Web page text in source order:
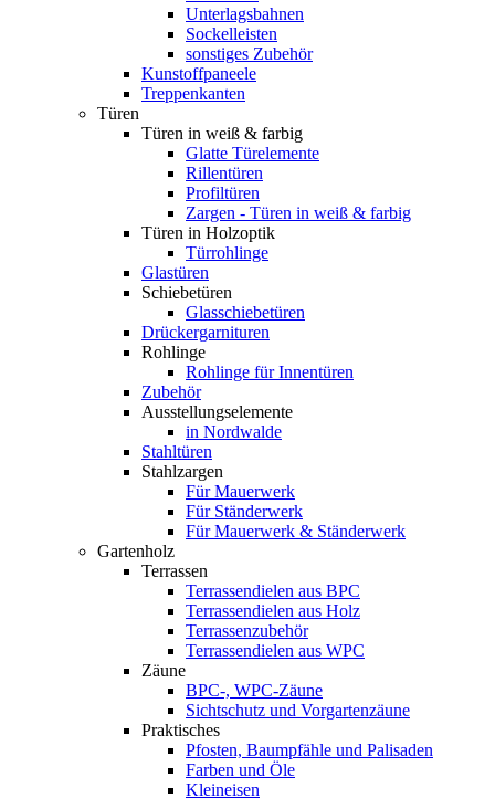
Unterlagsbahnen
Sockelleisten
sonstiges Zubehör
Kunstoffpaneele
Treppenkanten
Türen
Türen in weiß & farbig
Glatte Türelemente
Rillentüren
Profiltüren
Zargen - Türen in weiß & farbig
Türen in Holzoptik
Türrohlinge
Glastüren
Schiebetüren
Glasschiebetüren
Drückergarnituren
Rohlinge
Rohlinge für Innentüren
Zubehör
Ausstellungselemente
in Nordwalde
Stahltüren
Stahlzargen
Für Mauerwerk
Für Ständerwerk
Für Mauerwerk & Ständerwerk
Gartenholz
Terrassen
Terrassendielen aus BPC
Terrassendielen aus Holz
Terrassenzubehör
Terrassendielen aus WPC
Zäune
BPC-, WPC-Zäune
Sichtschutz und Vorgartenzäune
Praktisches
Pfosten, Baumpfähle und Palisaden
Farben und Öle
Kleineisen